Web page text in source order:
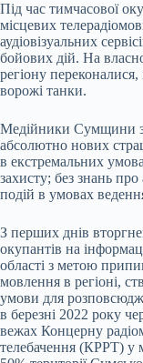
Під час тимчасової
місцевих
аудіовізуальних
бойових дій. На
регіону
ворожі танки.
Медійники Сумщини
абсолютно нових
в екстремальних
захисту; без знань
подій в умовах
З перших днів
окупантів на
області з метою
мовлення в регіоні,
умови для
в березні 2022 року
вежах Концерну
телебачення (КРРТ) у